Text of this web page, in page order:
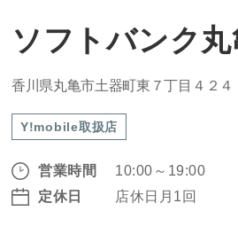
ソフトバンク
香川県丸亀市土器町東７丁目４２４
Y!mobile取扱店
営業時間
10:00～19:00
定休日
店休日月1回